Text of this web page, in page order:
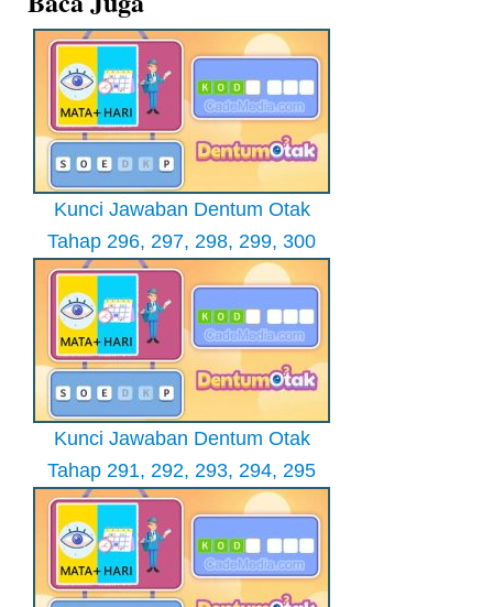
Kunci Jawaban Dentum Otak
Tahap 296, 297, 298, 299, 300
Kunci Jawaban Dentum Otak
Tahap 291, 292, 293, 294, 295